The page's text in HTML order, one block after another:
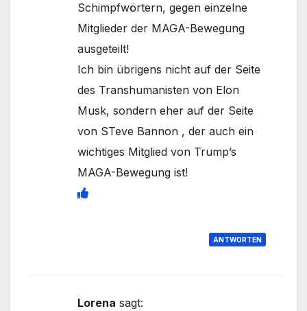
Schimpfwörtern, gegen einzelne
Mitglieder der MAGA-Bewegung
ausgeteilt!
Ich bin übrigens nicht auf der Seite
des Transhumanisten von Elon
Musk, sondern eher auf der Seite
von STeve Bannon , der auch ein
wichtiges Mitglied von Trump’s
MAGA-Bewegung ist!
ANTWORTEN
Lorena sagt: